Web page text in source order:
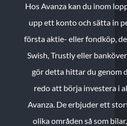
Hos Avanza kan du inom
upp ett konto och sätta in
första aktie- eller fondköp,
Swish, Trustly eller
gör detta hittar du genom
redo att börja investera i
Avanza. De erbjuder ett
olika områden så som